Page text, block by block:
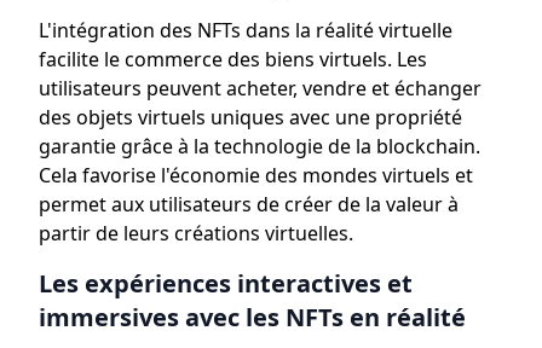
L'intégration des NFTs dans la réalité virtuelle
facilite le commerce des biens virtuels. Les
utilisateurs peuvent acheter, vendre et échanger
des objets virtuels uniques avec une propriété
garantie grâce à la technologie de la blockchain.
Cela favorise l'économie des mondes virtuels et
permet aux utilisateurs de créer de la valeur à
partir de leurs créations virtuelles.
Les expériences interactives et
immersives avec les NFTs en réalité